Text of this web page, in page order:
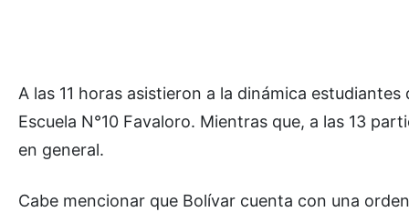
A las 11 horas asistieron a la dinámica estudiantes
Escuela N°10 Favaloro. Mientras que, a las 13
en general.
Cabe mencionar que Bolívar cuenta con una